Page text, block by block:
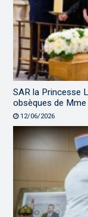
SAR la Princesse
obsèques de
12/06/2026